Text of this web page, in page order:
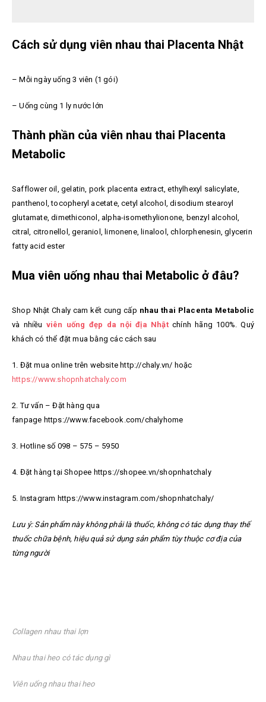
Cách sử dụng viên nhau thai Placenta Nhật
– Mỗi ngày uống 3 viên (1 gói)
– Uống cùng 1 ly nước lớn
Thành phần của viên nhau thai Placenta
Metabolic
Safflower oil, gelatin, pork placenta extract, ethylhexyl salicylate,
panthenol, tocopheryl acetate, cetyl alcohol, disodium stearoyl
glutamate, dimethiconol, alpha-isomethylionone, benzyl alcohol,
citral, citronellol, geraniol, limonene, linalool, chlorphenesin, glycerin
fatty acid ester
Mua viên uống nhau thai Metabolic ở đâu?
Shop Nhật Chaly cam kết cung cấp nhau thai Placenta Metabolic
và nhiều viên uống đẹp da nội địa Nhật chính hãng 100%. Quý
khách có thể đặt mua bằng các cách sau
1. Đặt mua online trên website http://chaly.vn/ hoặc
https://www.shopnhatchaly.com
2. Tư vấn – Đặt hàng qua
fanpage https://www.facebook.com/chalyhome
3. Hotline số 098 – 575 – 5950
4. Đặt hàng tại Shopee https://shopee.vn/shopnhatchaly
5. Instagram https://www.instagram.com/shopnhatchaly/
Lưu ý: Sản phẩm này không phải là thuốc, không có tác dụng thay thế
thuốc chữa bệnh, hiệu quả sử dụng sản phẩm tùy thuộc cơ địa của
từng người
Collagen nhau thai lợn
Nhau thai heo có tác dụng gì
Viên uống nhau thai heo